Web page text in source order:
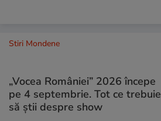
Stiri Mondene
„Vocea României” 2026 începe
pe 4 septembrie. Tot ce trebuie
să știi despre show